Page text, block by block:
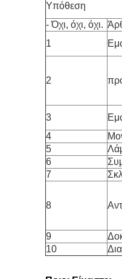
Υπόθεση
- Όχι, όχι, όχι.
1
2
3
4
5
6
7
8
9
10